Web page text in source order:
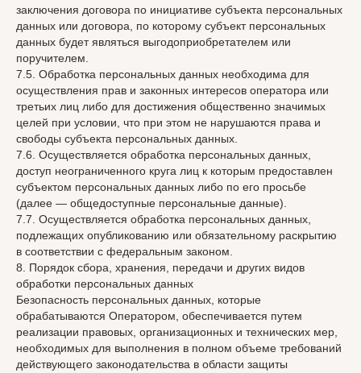
заключения договора по инициативе субъекта персональных
данных или договора, по которому субъект персональных
данных будет являться выгодоприобретателем или
поручителем.
7.5. Обработка персональных данных необходима для
осуществления прав и законных интересов оператора или
третьих лиц либо для достижения общественно значимых
целей при условии, что при этом не нарушаются права и
свободы субъекта персональных данных.
7.6. Осуществляется обработка персональных данных,
доступ неограниченного круга лиц к которым предоставлен
субъектом персональных данных либо по его просьбе
(далее — общедоступные персональные данные).
7.7. Осуществляется обработка персональных данных,
подлежащих опубликованию или обязательному раскрытию
в соответствии с федеральным законом.
8. Порядок сбора, хранения, передачи и других видов
обработки персональных данных
Безопасность персональных данных, которые
обрабатываются Оператором, обеспечивается путем
реализации правовых, организационных и технических мер,
необходимых для выполнения в полном объеме требований
действующего законодательства в области защиты